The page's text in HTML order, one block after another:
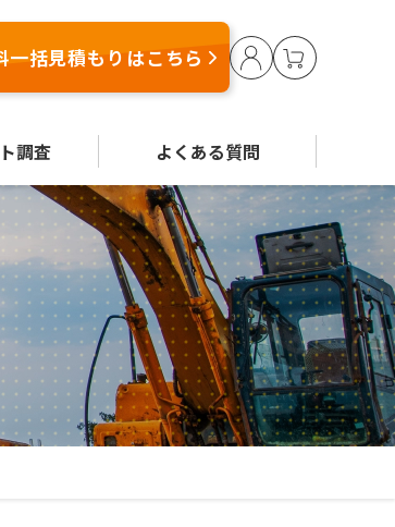
一括見積もりはこちら
調査 よくある質問